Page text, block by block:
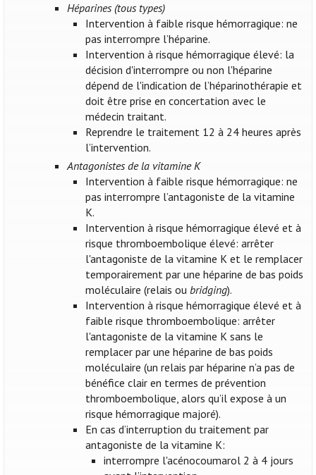
Héparines (tous types)
Intervention à faible risque hémorragique: ne
pas interrompre l’héparine.
Intervention à risque hémorragique élevé: la
décision d'interrompre ou non l'héparine
dépend de l'indication de l’héparinothérapie et
doit être prise en concertation avec le
médecin traitant.
Reprendre le traitement 12 à 24 heures après
l’intervention.
Antagonistes de la vitamine K
Intervention à faible risque hémorragique: ne
pas interrompre l’antagoniste de la vitamine
K.
Intervention à risque hémorragique élevé et à
risque thromboembolique élevé: arrêter
l'antagoniste de la vitamine K et le remplacer
temporairement par une héparine de bas poids
moléculaire (relais ou bridging).
Intervention à risque hémorragique élevé et à
faible risque thromboembolique: arrêter
l'antagoniste de la vitamine K sans le
remplacer par une héparine de bas poids
moléculaire (un relais par héparine n’a pas de
bénéfice clair en termes de prévention
thromboembolique, alors qu’il expose à un
risque hémorragique majoré).
En cas d’interruption du traitement par
antagoniste de la vitamine K:
interrompre l'acénocoumarol 2 à 4 jours